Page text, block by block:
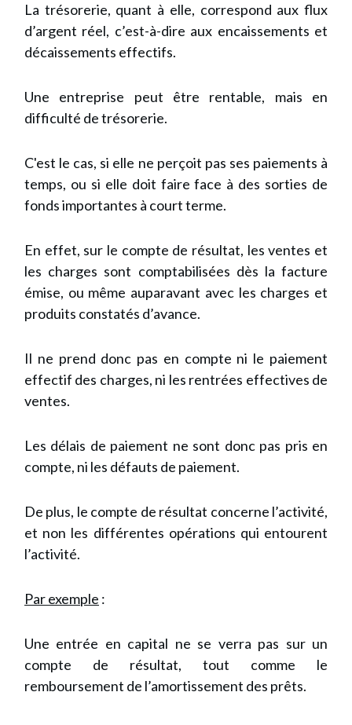
La trésorerie, quant à elle, correspond aux flux
d’argent réel, c’est-à-dire aux encaissements et
décaissements effectifs.
Une entreprise peut être rentable, mais en
difficulté de trésorerie.
C'est le cas, si elle ne perçoit pas ses paiements à
temps, ou si elle doit faire face à des sorties de
fonds importantes à court terme.
En effet, sur le compte de résultat, les ventes et
les charges sont comptabilisées dès la facture
émise, ou même auparavant avec les charges et
produits constatés d’avance.
Il ne prend donc pas en compte ni le paiement
effectif des charges, ni les rentrées effectives de
ventes.
Les délais de paiement ne sont donc pas pris en
compte, ni les défauts de paiement.
De plus, le compte de résultat concerne l’activité,
et non les différentes opérations qui entourent
l’activité.
Par exemple :
Une entrée en capital ne se verra pas sur un
compte de résultat, tout comme le
remboursement de l’amortissement des prêts.